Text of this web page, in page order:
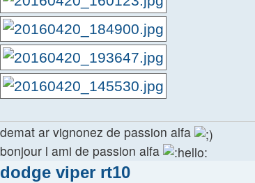
demat ar vignonez de passion alfa
bonjour l ami de passion alfa
dodge viper rt10